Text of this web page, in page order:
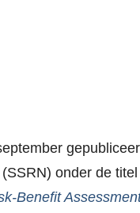
onder de titel
Benefit